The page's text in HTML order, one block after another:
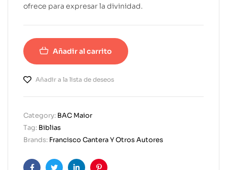
ofrece para expresar la divinidad.
Añadir al carrito
Añadir a la lista de deseos
Category: BAC Maior
Tag: Biblias
Brands: Francisco Cantera Y Otros Autores